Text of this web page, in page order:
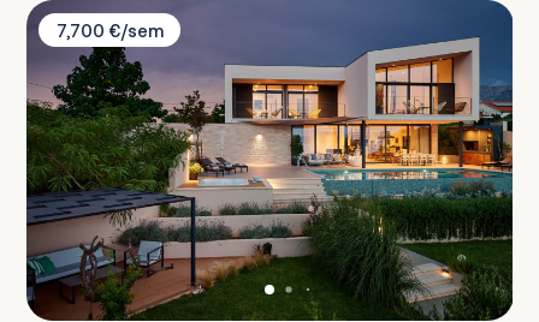
Villa Katina
7,700 €/sem